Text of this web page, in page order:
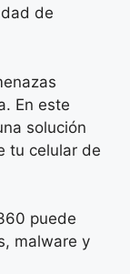
de
En este
solución
tu celular de
puede
malware y